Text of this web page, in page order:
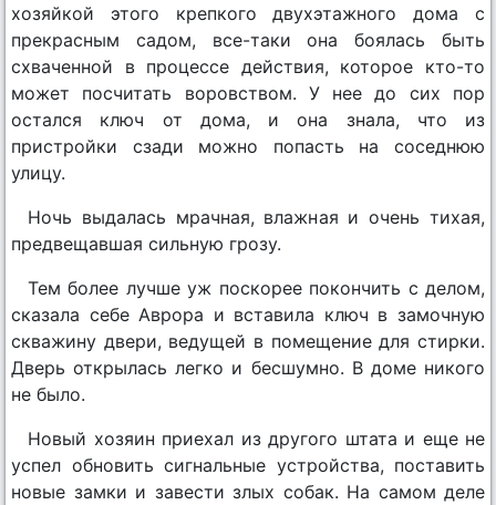
хозяйкой этого крепкого двухэтажного дома с
прекрасным садом, все-таки она боялась быть
схваченной в процессе действия, которое кто-то
может посчитать воровством. У нее до сих пор
остался ключ от дома, и она знала, что из
пристройки сзади можно попасть на соседнюю
улицу.
Ночь выдалась мрачная, влажная и очень тихая,
предвещавшая сильную грозу.
Тем более лучше уж поскорее покончить с делом,
сказала себе Аврора и вставила ключ в замочную
скважину двери, ведущей в помещение для стирки.
Дверь открылась легко и бесшумно. В доме никого
не было.
Новый хозяин приехал из другого штата и еще не
успел обновить сигнальные устройства, поставить
новые замки и завести злых собак. На самом деле